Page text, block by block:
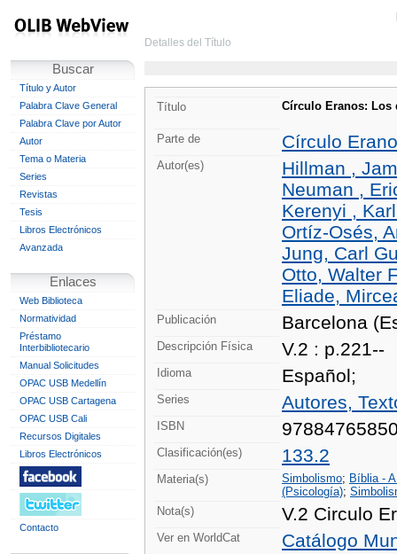
Buscar
Título y Autor
Palabra Clave General
Palabra Clave por Autor
Autor
Tema o Materia
Series
Revistas
Tesis
Libros Electrónicos
Avanzada
Enlaces
Web Biblioteca
Normatividad
Préstamo
Interbibliotecario
Manual Solicitudes
OPAC USB Medellín
OPAC USB Cartagena
OPAC USB Cali
Recursos Digitales
Libros Electrónicos
Contacto
Detalles del Título
Título Círculo Eranos: Los
Parte de Círculo
Autor(es)
Hillman ,
Neuman ,
Kerenyi ,
Ortíz-Osés,
Jung, Carl
Otto, Walter
Eliade,
Publicación Barcelona
Descripción Física V.2 : p.221--
Idioma Español;
Series Autores,
ISBN
Clasificación(es) 133.2
Materia(s) Simbolismo; Bíblia -
(Psicología);
Nota(s)
V.2 Circulo
Ver en WorldCat Catálogo